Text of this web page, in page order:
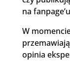
na
W
opinia